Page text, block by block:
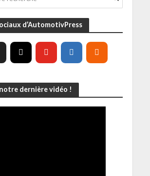
d’AutomotivPress
dernière vidéo !